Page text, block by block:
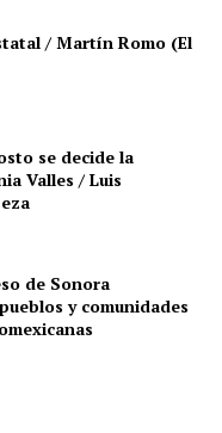
/ Martín Romo (El
se decide la
Valles / Luis
de Sonora
y comunidades